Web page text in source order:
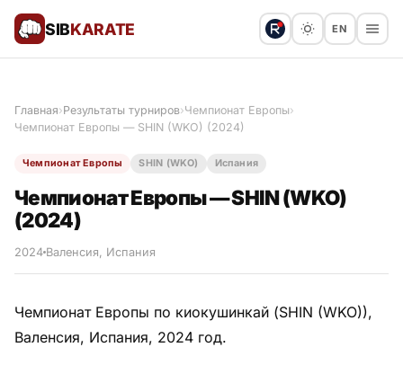
SIBKARATE EN
Все статьи
Результаты турниров
Главная›Результаты турниров›Чемпионат Европы›
Чемпионат Европы — SHIN (WKO) (2024)
Чемпионат Европы SHIN (WKO) Испания
Чемпионат Европы — SHIN (WKO)
(2024)
2024 Валенсия, Испания
Чемпионат Европы по киокушинкай (SHIN (WKO)),
Валенсия, Испания, 2024 год.